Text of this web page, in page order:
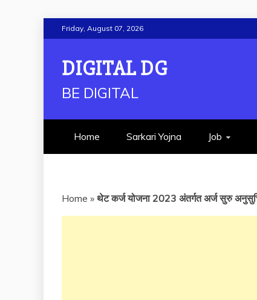
to
content
Friday, August 07, 2026
DIGITAL DG
BE DIGITAL
Home Sarkari Yojna Job
Home » थेट कर्ज योजना 2023 अंतर्गत अर्ज सुरु